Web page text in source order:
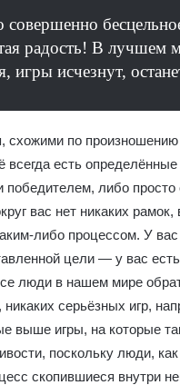
радость! В лучшем
игры исчезнут,
по произношению
всегда есть
победителем, либо
вас нет никаких
либо процессом. У
цели — у вас
люди в нашем мире
серьёзных игр,
выше игры, на которые
поскольку люди,
скопившиеся внутри